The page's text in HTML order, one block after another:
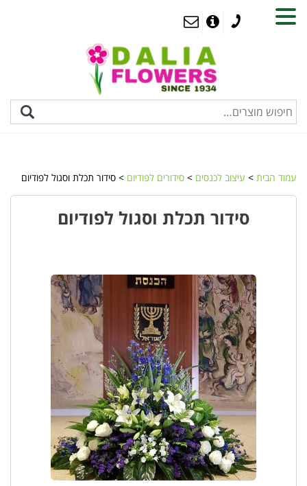
עמוד הבית > עיצוב לכנסים > סידורים לפודיום > סידור תכלת וסגול לפודיום
סידור תכלת וסגול לפודיום